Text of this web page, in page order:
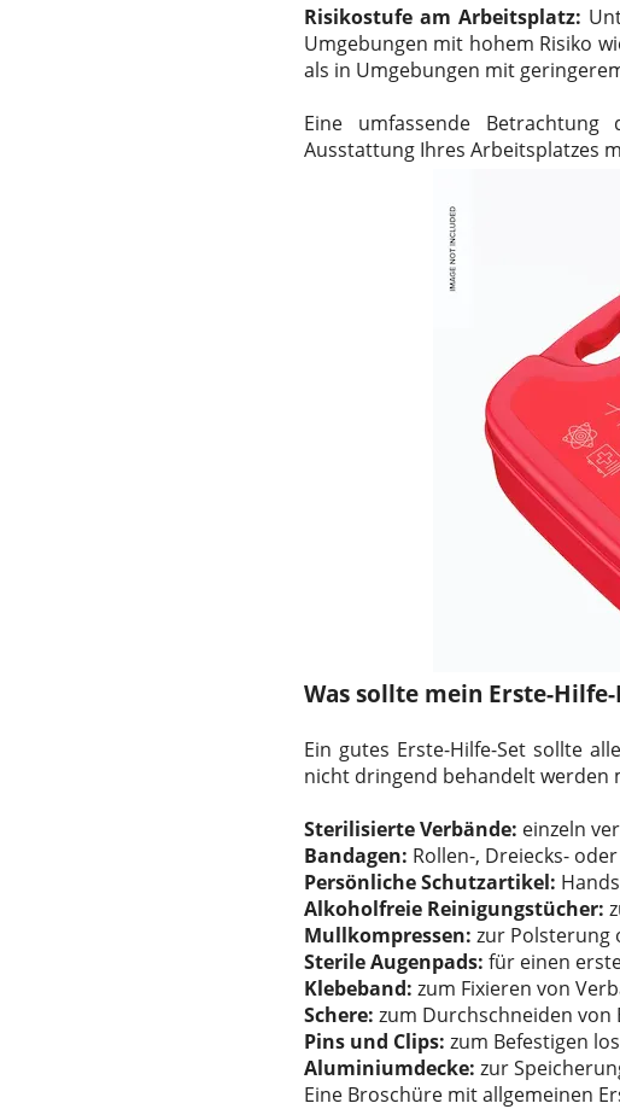
Risikostufe am Arbeitsplatz:
Umgebungen mit hohem Risiko
als in Umgebungen mit
Eine umfassende
Ausstattung Ihres Arbeitsplatzes
Was sollte mein Erste-
Ein gutes Erste-Hilfe-Set sollte
nicht dringend behandelt werden
Sterilisierte Verbände: einzeln
Bandagen: Rollen-, Dreiecks-
Persönliche Schutzartikel:
Alkoholfreie Reinigungstücher:
Mullkompressen: zur Polsterung
Sterile Augenpads: für einen
Klebeband: zum Fixieren von
Schere: zum Durchschneiden von
Pins und Clips: zum Befestigen
Aluminiumdecke: zur
Eine Broschüre mit allgemeinen